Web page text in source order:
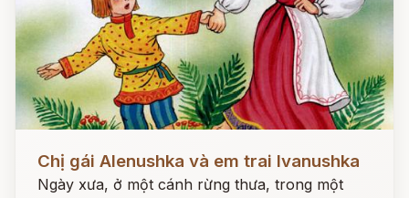
Chị gái Alenushka và em trai Ivanushka
Ngày xưa, ở một cánh rừng thưa, trong một